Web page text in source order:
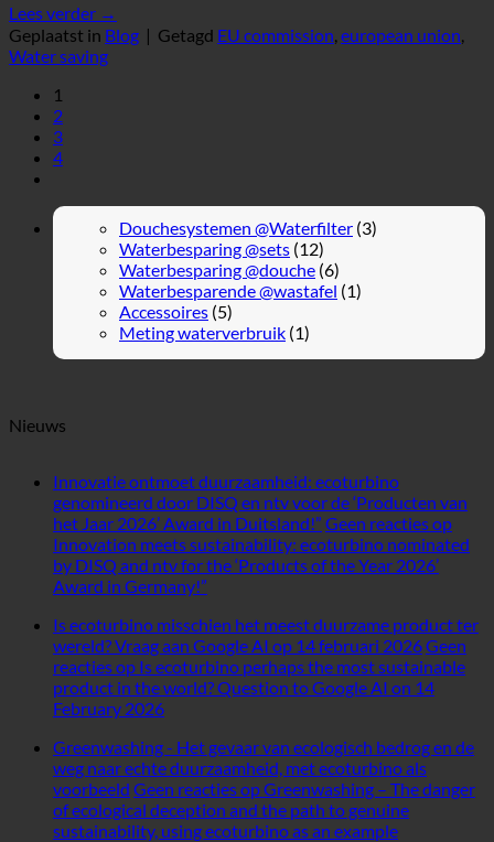
Lees verder →
Geplaatst in Blog | Getagd EU commission european union
Water saving
1
2
3
4
Douchesystemen @Waterfilter (3)
Waterbesparing @sets (12)
Waterbesparing @douche (6)
Waterbesparende @wastafel (1)
Accessoires (5)
Meting waterverbruik (1)
Nieuws
Innovatie ontmoet duurzaamheid: ecoturbino
genomineerd door DISQ en ntv voor de ‘Producten van
het Jaar 2026’ Award in Duitsland!” Geen reactiesop
Innovation meets sustainability: ecoturbino nominated
by DISQ and ntv for the ‘Products of the Year 2026’
Award in Germany!”
Is ecoturbino misschien het meest duurzame product ter
wereld? Vraag aan Google AI op 14 februari 2026Geen
reactiesop Is ecoturbino perhaps the most sustainable
product in the world? Question to Google AI on 14
February 2026
Greenwashing - Het gevaar van ecologisch bedrog en de
weg naar echte duurzaamheid, met ecoturbino als
voorbeeld Geen reactiesop Greenwashing – The danger
of ecological deception and the path to genuine
sustainability, using ecoturbino as an example